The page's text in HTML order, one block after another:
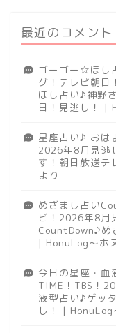
最近のコメント
ゴーゴー☆ほし
グ！テレビ朝日
ほし占い♪神野
日！見逃し！ |
星座占い♪ おは
2026年8月見逃
す！朝日放送
より
めざまし占い
ビ！2026年8月
CountDown♪め
| HonuLog～ホ
今日の星座・血
TIME！TBS！
液型占い♪ゲッ
し！ | HonuLog